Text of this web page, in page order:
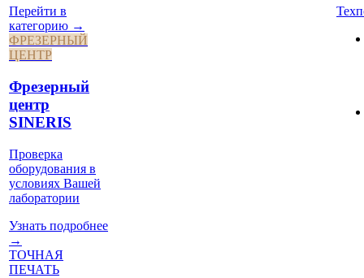
Перейти в
категорию →
ФРЕЗЕРНЫЙ
ЦЕНТР
Фрезерный
центр
SINERIS
Проверка
оборудования в
условиях Вашей
лаборатории
Узнать подробнее
→
ТОЧНАЯ
ПЕЧАТЬ